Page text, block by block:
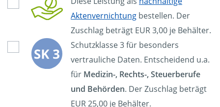
Aktenvernichtung bestellen. Der
Zuschlag beträgt EUR 3,00 je Behälter.
Schutzklasse 3 für besonders
vertrauliche Daten. Entscheidend u.a.
für Medizin-, Rechts-, Steuerberufe
und Behörden. Der Zuschlag beträgt
EUR 25,00 je Behälter.